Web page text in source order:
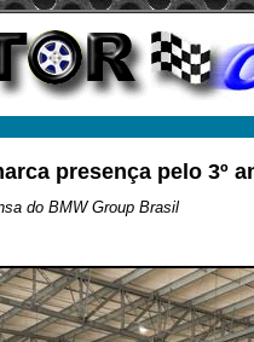
presença pelo 3º
do BMW Group Brasil